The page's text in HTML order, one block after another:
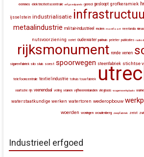
eemnes elektriciteitscentrale erfgoedparels gered gesloopt grofkeramiek
ijsselstein industrialisatie
metaalindustrie militair-industrieel molen montfoort neerlandia
nutsvoorziening ocriet oudewater pakhuis peletier publicaties
rijksmonument ronde venen
sigarenfabriek silo sluis soest spoorwegen steenfabriek stichtse
telefooncentrale textielindustrie tolhuis touwfabriek
vaartsche rijn veenendaal veiling vianen vijfheerenlanden vliegbasis wagenwerkplaats
waterstaatkundige werken watertoren wederopbouw
woerden woningen woudenberg zeepfabriek zeist
Industrieel erfgoed